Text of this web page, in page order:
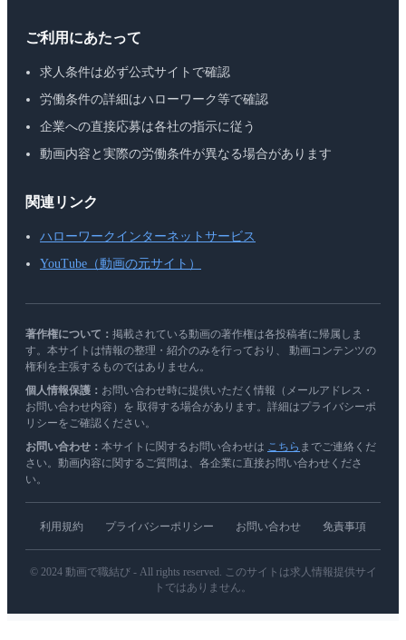
ご利用にあたって
求人条件は必ず公式サイトで確認
労働条件の詳細はハローワーク等で確認
企業への直接応募は各社の指示に従う
動画内容と実際の労働条件が異なる場合があります
関連リンク
ハローワークインターネットサービス
YouTube（動画の元サイト）
著作権について： 掲載されている動画の著作権は各投稿者に帰属しま
す。本サイトは情報の整理・紹介のみを行っており、 動画コンテンツの
権利を主張するものではありません。
個人情報保護： お問い合わせ時に提供いただく情報（メールアドレス・
お問い合わせ内容）を 取得する場合があります。詳細はプライバシーポ
リシーをご確認ください。
お問い合わせ： 本サイトに関するお問い合わせは こちら までご連絡くだ
さい。動画内容に関するご質問は、各企業に直接お問い合わせくださ
い。
利用規約 プライバシーポリシー お問い合わせ 免責事項
© 2024 動画で職結び - All rights reserved. このサイトは求人情報提供サイ
トではありません。